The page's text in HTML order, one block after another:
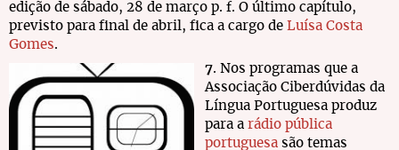
edição de sábado, 28 de março p. f. O último capítulo,
previsto para final de abril, fica a cargo de Luísa Costa
Gomes.
7. Nos programas que a
Associação Ciberdúvidas da
Língua Portuguesa produz
para a rádio pública
portuguesa são temas